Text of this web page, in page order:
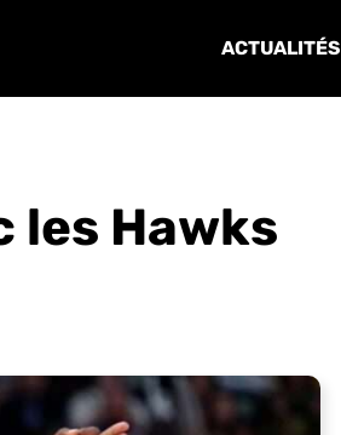
ACTUALITÉS
les Hawks